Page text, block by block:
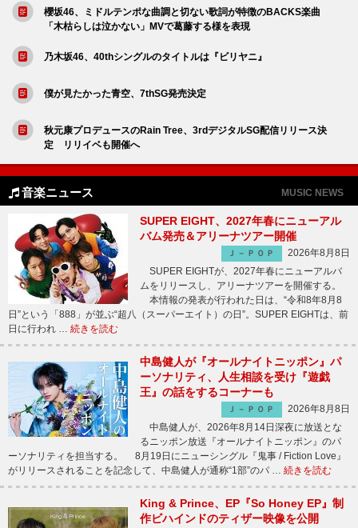
櫻坂46、ミドルテンポな曲調と切ない歌詞が特徴のBACKS楽曲
「木枯らしは泣かない」MVで葛藤する様を表現
乃木坂46、40thシングルのタイトルは『ビリヤニ』
僕が見たかった青空、7thSG発売決定
秋元康プロデュースのRain Tree、3rdデジタルSG配信リリース決
定 リリイベも開催へ
音楽ニュース MUSIC NEWS
SUPER EIGHT、2027年春にニューアル
バム発売＆アリーナツアー開催
Ｊ－ＰＯＰ
2026年8月8日
SUPER EIGHTが、2027年春にニューアルバ
ムをリリースし、アリーナツアーを開催する。
本情報の発表が行われた日は、“令和8年8月8
日”という「888」が並ぶ“超八（スーパーエイト）の日”。SUPER EIGHTは、前
日に行われ … 続きを読む
中島健人が『オールナイトニッポン』パ
ーソナリティ、人生相談を受け『遊戯
王』の話をするコーナーも
Ｊ－ＰＯＰ
2026年8月8日
中島健人が、2026年8月14日深夜に放送とな
るニッポン放送『オールナイトニッポン』のパ
ーソナリティを担当する。 8月19日にニューシングル『鬼事 / Fiction Love』
がリリースされることを記念して、中島健人が通称“1部”のパ … 続きを読む
King & Prince、EP『So Honey EP』制
作ビハインドのティザー映像を公開